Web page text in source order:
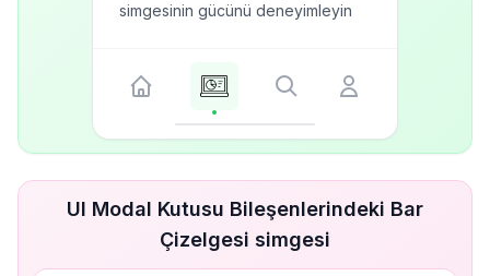
simgesinin gücünü deneyimleyin
UI Modal Kutusu Bileşenlerindeki Bar
Çizelgesi simgesi